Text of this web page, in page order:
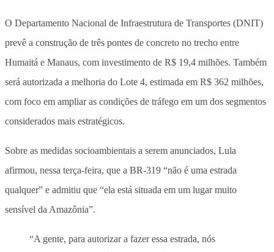
O Departamento Nacional de Infraestrutura de Transportes (DNIT)
prevê a construção de três pontes de concreto no trecho entre
Humaitá e Manaus, com investimento de R$ 19,4 milhões. Também
será autorizada a melhoria do Lote 4, estimada em R$ 362 milhões,
com foco em ampliar as condições de tráfego em um dos segmentos
considerados mais estratégicos.
Sobre as medidas socioambientais a serem anunciados, Lula
afirmou, nessa terça-feira, que a BR-319 “não é uma estrada
qualquer” e admitiu que “ela está situada em um lugar muito
sensível da Amazônia”.
“A gente, para autorizar a fazer essa estrada, nós